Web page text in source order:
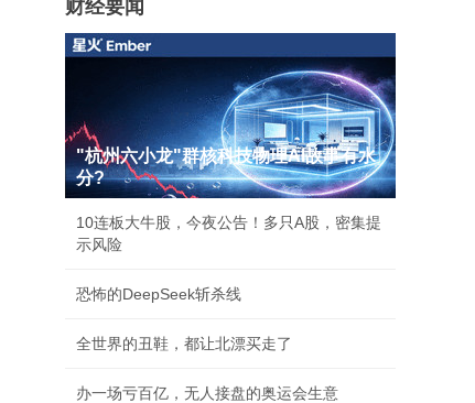
财经要闻
"杭州六小龙"群核科技物理AI故事有水
分?
10连板大牛股，今夜公告！多只A股，密集提
示风险
恐怖的DeepSeek斩杀线
全世界的丑鞋，都让北漂买走了
办一场亏百亿，无人接盘的奥运会生意